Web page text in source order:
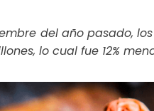
del año pasado,
lo cual fue 12%